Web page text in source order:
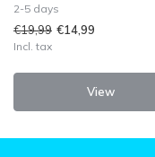
2-5 days
€19,99 €14,99
Incl. tax
View